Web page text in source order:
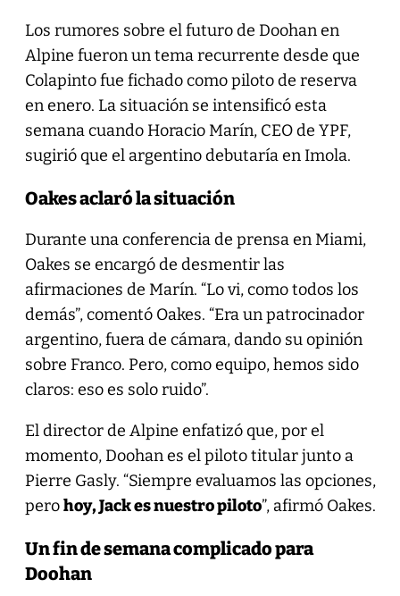
Los rumores sobre el futuro de Doohan en
Alpine fueron un tema recurrente desde que
Colapinto fue fichado como piloto de reserva
en enero. La situación se intensificó esta
semana cuando Horacio Marín, CEO de YPF,
sugirió que el argentino debutaría en Imola.
Oakes aclaró la situación
Durante una conferencia de prensa en Miami,
Oakes se encargó de desmentir las
afirmaciones de Marín. “Lo vi, como todos los
demás”, comentó Oakes. “Era un patrocinador
argentino, fuera de cámara, dando su opinión
sobre Franco. Pero, como equipo, hemos sido
claros: eso es solo ruido”.
El director de Alpine enfatizó que, por el
momento, Doohan es el piloto titular junto a
Pierre Gasly. “Siempre evaluamos las opciones,
perohoy, Jack es nuestro piloto”, afirmó Oakes.
Un fin de semana complicado para
Doohan